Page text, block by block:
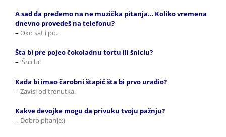
A sad da pređemo na ne muzička pitanja… Koliko vremena
dnevno provedeš na telefonu?
– Oko sat i po.
Šta bi pre pojeo čokoladnu tortu ili šniclu?
– Šniclu!
Kada bi imao čarobni štapić šta bi prvo uradio?
– Zavisi od trenutka.
Kakve devojke mogu da privuku tvoju pažnju?
– Dobro pitanje:)